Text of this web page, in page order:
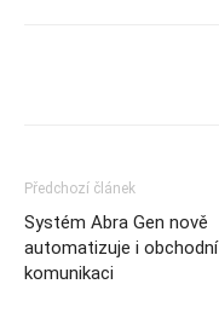
Předchozí článek
Systém Abra Gen nově
automatizuje i obchodní
komunikaci